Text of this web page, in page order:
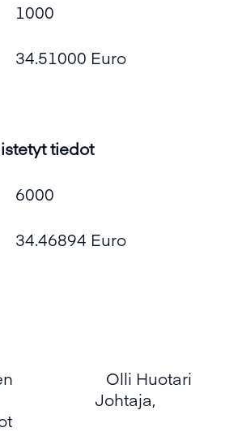
1000
34.51000 Euro
tiedot
6000
34.46894 Euro
Olli Huotari
Johtaja,